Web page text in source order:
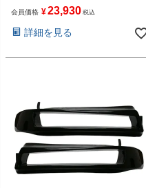
会員価格 ¥23,930 税込
詳細を見る